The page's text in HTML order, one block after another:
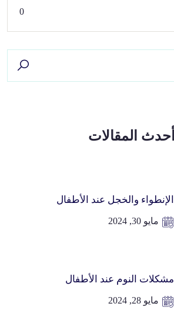
0
أحدث المقالات
الإنطواء والخجل عند الأطفال
مايو 30, 2024
مشكلات النوم عند الأطفال
مايو 28, 2024